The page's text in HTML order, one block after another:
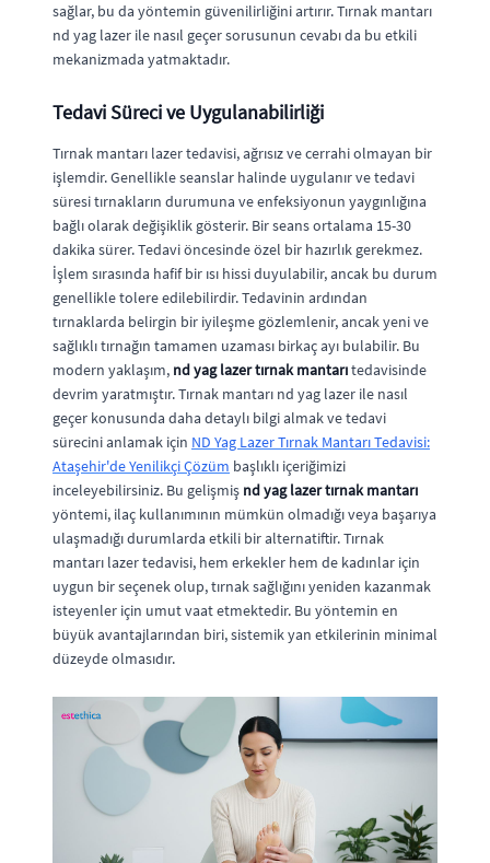
sağlar, bu da yöntemin güvenilirliğini artırır. Tırnak mantarı
nd yag lazer ile nasıl geçer sorusunun cevabı da bu etkili
mekanizmada yatmaktadır.
Tedavi Süreci ve Uygulanabilirliği
Tırnak mantarı lazer tedavisi, ağrısız ve cerrahi olmayan bir
işlemdir. Genellikle seanslar halinde uygulanır ve tedavi
süresi tırnakların durumuna ve enfeksiyonun yaygınlığına
bağlı olarak değişiklik gösterir. Bir seans ortalama 15-30
dakika sürer. Tedavi öncesinde özel bir hazırlık gerekmez.
İşlem sırasında hafif bir ısı hissi duyulabilir, ancak bu durum
genellikle tolere edilebilirdir. Tedavinin ardından
tırnaklarda belirgin bir iyileşme gözlemlenir, ancak yeni ve
sağlıklı tırnağın tamamen uzaması birkaç ayı bulabilir. Bu
modern yaklaşım, nd yag lazer tırnak mantarıtedavisinde
devrim yaratmıştır. Tırnak mantarı nd yag lazer ile nasıl
geçer konusunda daha detaylı bilgi almak ve tedavi
sürecini anlamak için ND Yag Lazer Tırnak Mantarı Tedavisi:
Ataşehir'de Yenilikçi Çözüm başlıklı içeriğimizi
inceleyebilirsiniz. Bu gelişmiş nd yag lazer tırnak mantarı
yöntemi, ilaç kullanımının mümkün olmadığı veya başarıya
ulaşmadığı durumlarda etkili bir alternatiftir. Tırnak
mantarı lazer tedavisi, hem erkekler hem de kadınlar için
uygun bir seçenek olup, tırnak sağlığını yeniden kazanmak
isteyenler için umut vaat etmektedir. Bu yöntemin en
büyük avantajlarından biri, sistemik yan etkilerinin minimal
düzeyde olmasıdır.